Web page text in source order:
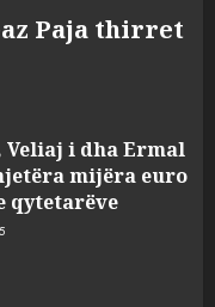
Paja thirret
Veliaj i dha Ermal
mijëra euro
qytetarëve